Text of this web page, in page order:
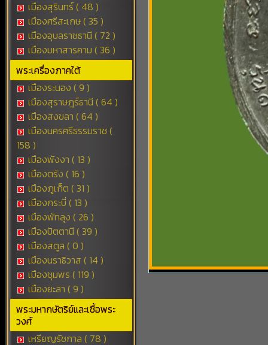
เมืองสุรินทร์ ( 48 )
เมืองศรีสะเกษ ( 35 )
เมืองอุบลราชธานี ( 72 )
เมืองมหาสารคาม ( 36 )
พระเครื่องภาคใต้
เมืองระนอง ( 9 )
เมืองสุราษฎร์ธานี ( 64 )
เมืองสงขลา ( 64 )
เมืองนครศรีธรรมราช (
158 )
เมืองพังงา ( 13 )
เมืองตรัง ( 16 )
เมืองภูเก็ต ( 31 )
เมืองกระบี่ ( 13 )
เมืองพัทลุง ( 26 )
เมืองปัตตานี ( 39 )
เมืองสตูล ( 0 )
เมืองนราธิวาส ( 14 )
เมืองชุมพร ( 119 )
เมืองยะลา ( 9 )
พระมหากษัตริย์และเชื้อพระ
วงศ์
เหรียญรัชกาล ( 78 )